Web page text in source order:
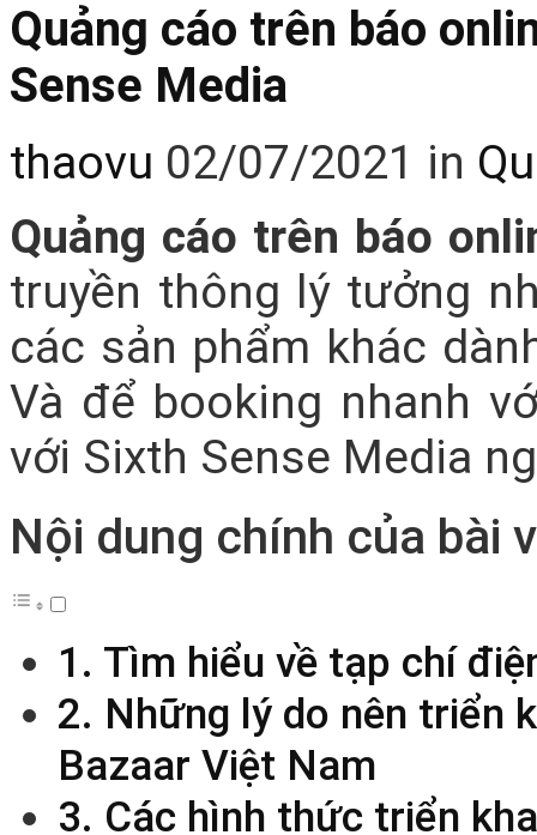
Quảng cáo trên báo
Sense Media
thaovu 02/07/2021 in
Quảng cáo trên báo
truyền thông lý tưởng
các sản phẩm khác
Và để booking nhanh
với Sixth Sense Media
Nội dung chính của bài
1. Tìm hiểu về tạp chí
2. Những lý do nên triển
Bazaar Việt Nam
3. Các hình thức triển